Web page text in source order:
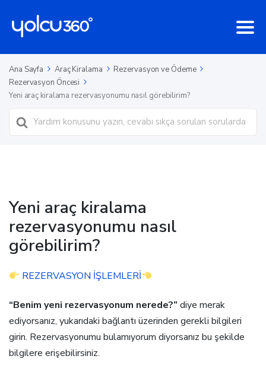
Ana Sayfa Araç Kiralama
Rezervasyon ve Ödeme
Rezervasyon Öncesi
Yeni araç kiralama rezervasyonumu nasıl görebilirim?
Ara
Yeni araç kiralama
rezervasyonumu nasıl
görebilirim?
REZERVASYON İŞLEMLERİ
“Benim yeni rezervasyonum nerede?” diye merak
ediyorsanız, yukarıdaki bağlantı üzerinden gerekli bilgileri
girin. Rezervasyonumu bulamıyorum diyorsanız bu şekilde
bilgilere erişebilirsiniz.